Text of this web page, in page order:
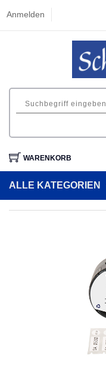
Anmelden
WARENKORB
ALLE KATEGORIEN